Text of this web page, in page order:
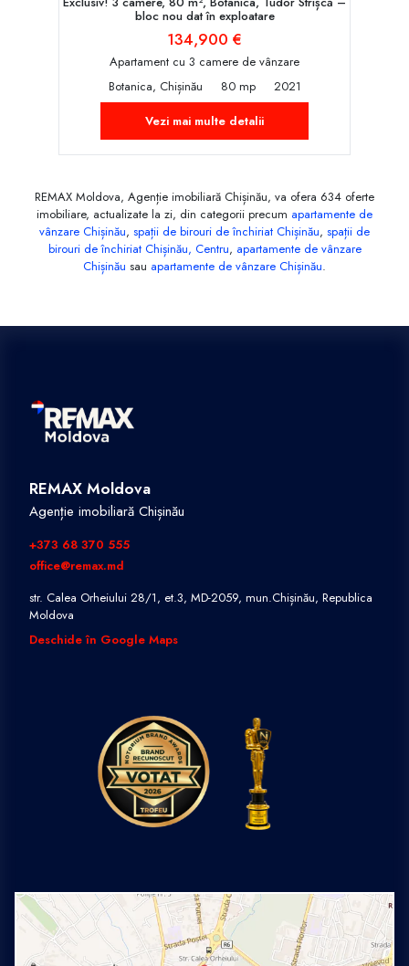
bloc nou dat în exploatare
134,900 €
Apartament cu 3 camere de vânzare
Botanica, Chișinău
80 mp
2021
Vezi mai multe detalii
REMAX Moldova, Agenție imobiliară Chișinău, va ofera 634 oferte
imobiliare, actualizate la zi, din categorii precum apartamente de
vânzare Chișinău, spații de birouri de închiriat Chișinău, spații de
birouri de închiriat Chișinău, Centru, apartamente de vânzare
Chișinău sau apartamente de vânzare Chișinău.
REMAX Moldova
Agenție imobiliară Chișinău
+373 68 370 555
office@remax.md
str. Calea Orheiului 28/1, et.3, MD-2059, mun.Chișinău, Republica
Moldova
Deschide în Google Maps